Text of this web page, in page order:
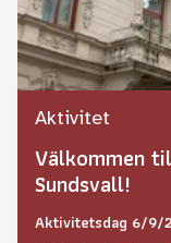
Aktivitet
Välkommen
Sundsvall!
Aktivitetsdag 6/9/